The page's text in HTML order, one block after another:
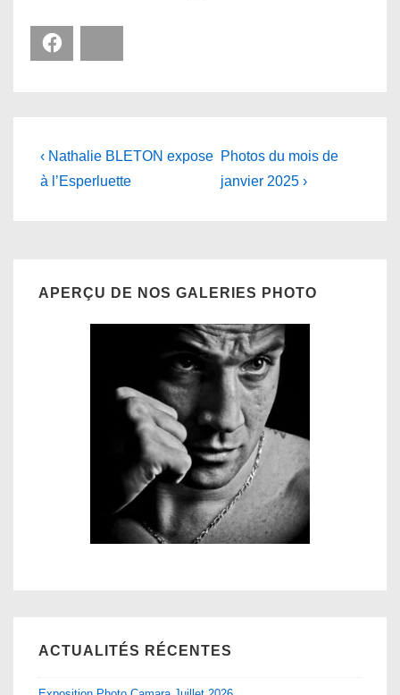
Navigation
de
Previous
Post
‹ Nathalie BLETON expose
à l’Esperluette
Next
Post
Photos du mois de
janvier 2025 ›
APERÇU DE NOS GALERIES PHOTO
ACTUALITÉS RÉCENTES